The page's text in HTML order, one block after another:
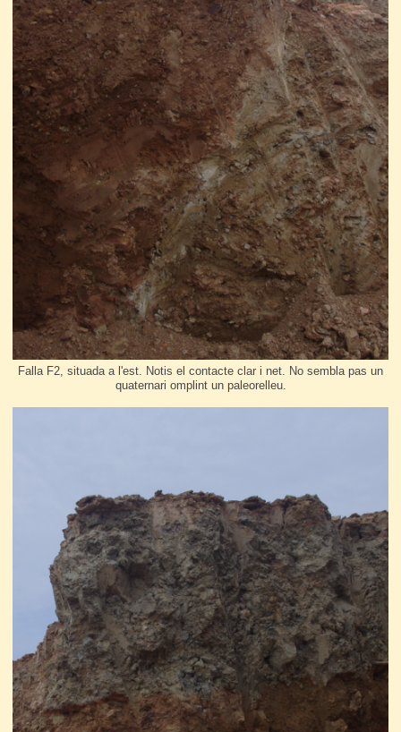
Falla F2, situada a l'est. Notis el contacte clar i net. No sembla pas un
quaternari omplint un paleorelleu.